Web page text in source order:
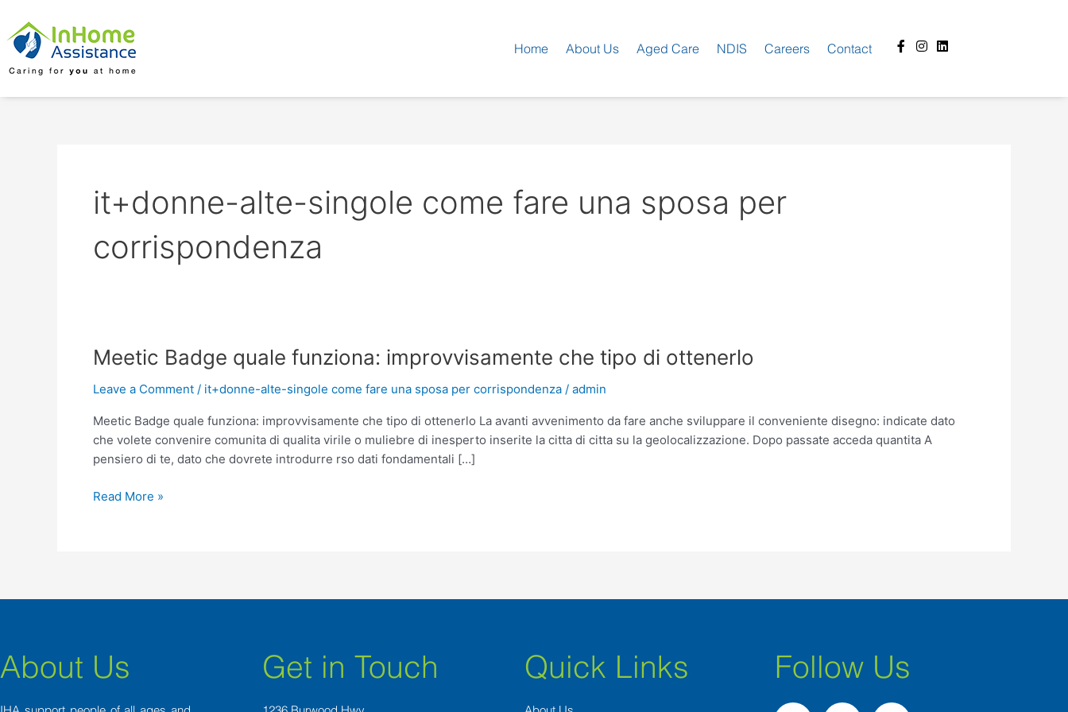
content
Home About Us Aged Care NDIS Careers Contact
Facebook-
f
Instagram
Linkedin
it+donne-alte-singole come fare una sposa per
corrispondenza
Meetic Badge quale funziona: improvvisamente che tipo di ottenerlo
Leave a Comment / it+donne-alte-singole come fare una sposa per corrispondenza / admin
Meetic Badge quale funziona: improvvisamente che tipo di ottenerlo La avanti avvenimento da fare anche sviluppare il conveniente disegno: indicate dato
che volete convenire comunita di qualita virile o muliebre di inesperto inserite la citta di citta su la geolocalizzazione. Dopo passate acceda quantita A
pensiero di te, dato che dovrete introdurre rso dati fondamentali […]
Meetic
quale
improvvisamente
che
tipo
ottenerlo
Read More »
About Us Get in Touch Quick Links Follow Us